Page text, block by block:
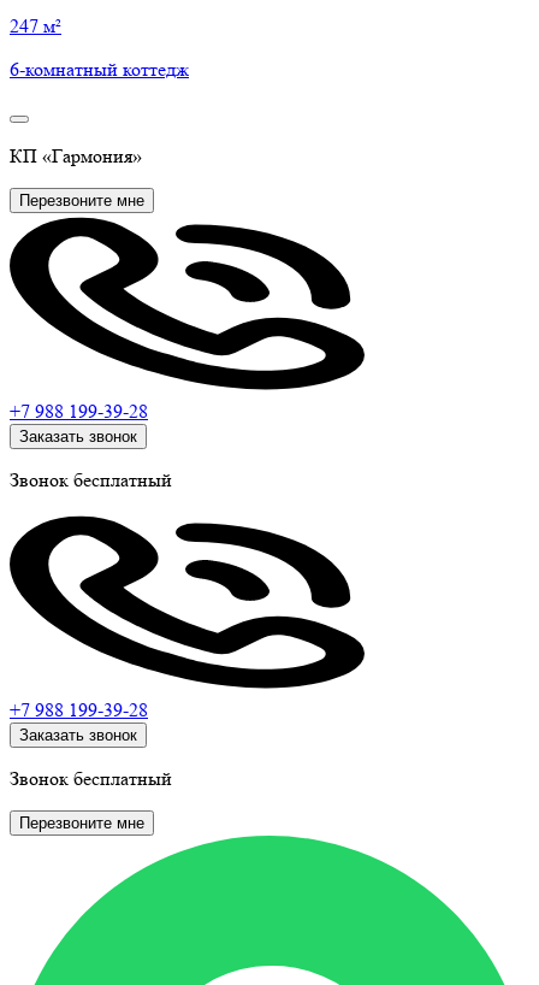
247 м²
6-комнатный коттедж
КП «Гармония»
Перезвоните мне
+7 988 199-39-28
Заказать звонок
Звонок бесплатный
+7 988 199-39-28
Заказать звонок
Звонок бесплатный
Перезвоните мне